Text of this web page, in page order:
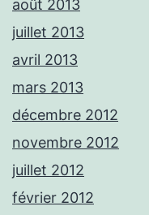
août 2013
juillet 2013
avril 2013
mars 2013
décembre 2012
novembre 2012
juillet 2012
février 2012